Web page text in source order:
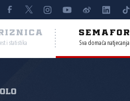
i statistika
SEMAFOR
Sva domaća natjecanja